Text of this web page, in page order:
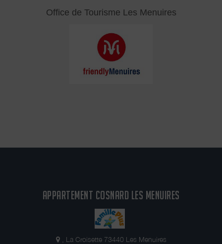
Office de Tourisme Les Menuires
APPARTEMENT COSNARD LES MENUIRES
, La Croisette 73440 Les Menuires